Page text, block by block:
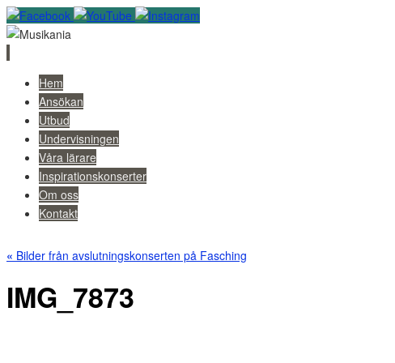
Skip
content
Hem
Ansökan
Utbud
Undervisningen
Våra lärare
Inspirationskonserter
Om oss
Kontakt
« Bilder från avslutningskonserten på Fasching
IMG_7873